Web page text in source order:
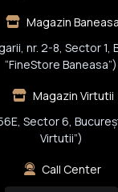
Magazin Baneasa
nr. 2-8, Sector 1,
“FineStore Baneasa”)
Magazin Virtutii
Sector 6,
Virtutii”)
Call Center